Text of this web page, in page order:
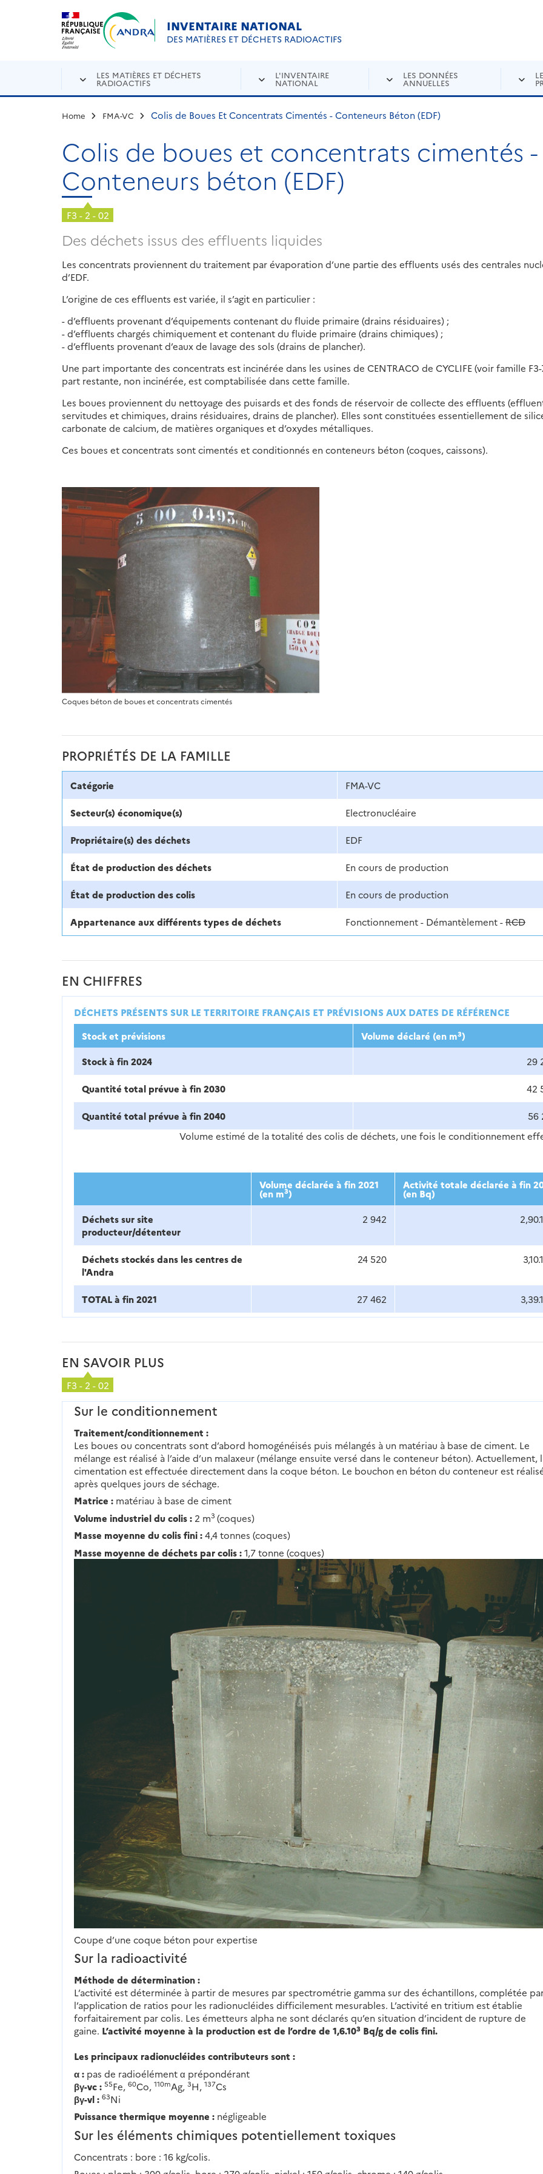
Aller au contenu principal
INVENTAIRE NATIONAL
DES MATIÈRES ET DÉCHETS RADIOACTIFS
LES MATIÈRES ET DÉCHETS
RADIOACTIFS
L'INVENTAIRE
NATIONAL
LES DONNÉES
ANNUELLES
Home FMA-VC Colis de Boues Et Concentrats Cimentés - Conteneurs Béton (EDF)
Colis de boues et concentrats cimentés -
Conteneurs béton (EDF)
F3 - 2 - 02
Des déchets issus des effluents liquides
Les concentrats proviennent du traitement par évaporation d’une partie des effluents usés des centrales
d’EDF.
L’origine de ces effluents est variée, il s’agit en particulier :
- d’effluents provenant d’équipements contenant du fluide primaire (drains résiduaires) ;
- d’effluents chargés chimiquement et contenant du fluide primaire (drains chimiques) ;
- d’effluents provenant d’eaux de lavage des sols (drains de plancher).
Une part importante des concentrats est incinérée dans les usines de CENTRACO de CYCLIFE (voir famille F3-
part restante, non incinérée, est comptabilisée dans cette famille.
Les boues proviennent du nettoyage des puisards et des fonds de réservoir de collecte des effluents
servitudes et chimiques, drains résiduaires, drains de plancher). Elles sont constituées essentiellement de
carbonate de calcium, de matières organiques et d’oxydes métalliques.
Ces boues et concentrats sont cimentés et conditionnés en conteneurs béton (coques, caissons).
Coques béton de boues et concentrats cimentés
PROPRIÉTÉS DE LA FAMILLE
Catégorie FMA-VC
Secteur(s) économique(s) Electronucléaire
Propriétaire(s) des déchets EDF
État de production des déchets En cours de production
État de production des colis En cours de production
Appartenance aux différents types de déchets Fonctionnement - Démantèlement -RCD
EN CHIFFRES
DÉCHETS PRÉSENTS SUR LE TERRITOIRE FRANÇAIS ET PRÉVISIONS AUX DATES DE RÉFÉRENCE
Stock et prévisions
Volume déclaré (en m3)
Stock à fin 2024
29
Quantité total prévue à fin 2030 42
Quantité total prévue à fin 2040
56
Volume estimé de la totalité des colis de déchets, une fois le conditionnement
Volume déclarée à fin 2021
(en m3)
Activité totale déclarée à fin
(en Bq)
Déchets sur site
producteur/détenteur
2 942
Déchets stockés dans les centres de
l'Andra
24 520
TOTAL à fin 2021 27 462
EN SAVOIR PLUS
F3 - 2 - 02
Sur le conditionnement
Traitement/conditionnement :
Les boues ou concentrats sont d’abord homogénéisés puis mélangés à un matériau à base de ciment. Le
mélange est réalisé à l’aide d’un malaxeur (mélange ensuite versé dans le conteneur béton). Actuellement,
cimentation est effectuée directement dans la coque béton. Le bouchon en béton du conteneur est
après quelques jours de séchage.
Matrice : matériau à base de ciment
Volume industriel du colis : 2 m3 (coques)
Masse moyenne du colis fini :4,4 tonnes (coques)
Masse moyenne de déchets par colis :1,7 tonne (coques)
Coupe d’une coque béton pour expertise
Sur la radioactivité
Méthode de détermination :
L’activité est déterminée à partir de mesures par spectrométrie gamma sur des échantillons, complétée
l’application de ratios pour les radionucléides difficilement mesurables. L’activité en tritium est établie
forfaitairement par colis. Les émetteurs alpha ne sont déclarés qu’en situation d’incident de rupture de
gaine. L’activité moyenne à la production est de l’ordre de 1,6.103Bq/g de colis fini.
Les principaux radionucléides contributeurs sont :
α : pas de radioélément α prépondérant
βγ-vc : 55Fe, 60Co, 110mAg, 3H, 137Cs
βγ-vl : 63Ni
Puissance thermique moyenne :négligeable
Sur les éléments chimiques potentiellement toxiques
Concentrats : bore : 16 kg/colis.